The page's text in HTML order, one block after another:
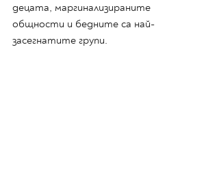
децата, маргинализираните
общности и бедните са най-
засегнатите групи.